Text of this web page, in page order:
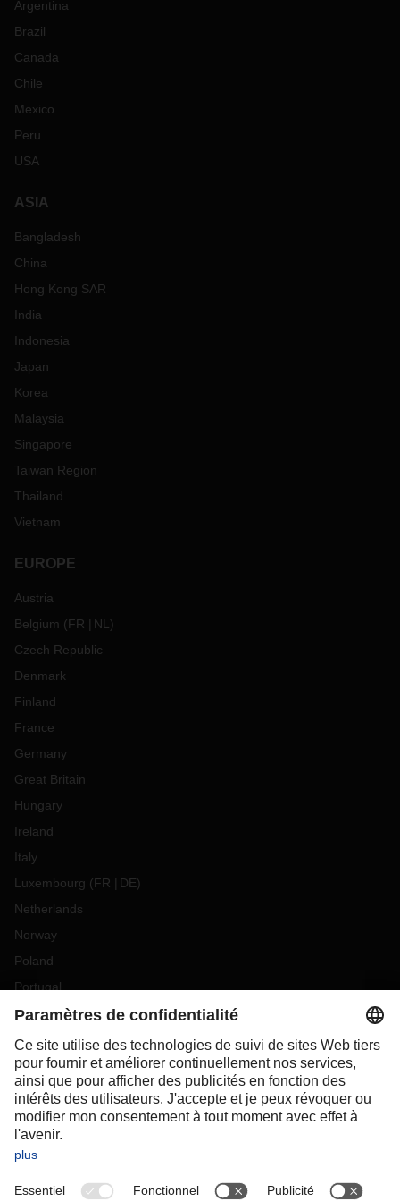
Dans notre application eLogistics, les incoterms possibles
FCA/EXW ou DAP seront possibles dans eLogisitcs afin de
garantir le processus. Les informations EDI concernant les
incoterms doivent également être adaptées, la personne
d'aligner les changements nécessaires.
Nous vous remercions de votre compréhension et de votre
marchandises aussi efficace et sans problème que possible
Les mesures de préparation les plus importantes que nous
avons indiquées dans notre check-list Brexit (voir ci-
dessous).
N'hésitez pas à contacter votre agence DACHSER si vous
Argentina
Brazil
Canada
Chile
Mexico
Peru
USA
ASIA
Bangladesh
China
Hong Kong SAR
India
Indonesia
Japan
Korea
Malaysia
Singapore
Taiwan Region
Thailand
Vietnam
EUROPE
Austria
Belgium (FR NL )
Czech Republic
Denmark
Finland
France
Germany
Great Britain
Hungary
Ireland
Italy
Luxembourg (FR DE)
Netherlands
Norway
Poland
Portugal
Romania
Slovakia
Spain
Sweden
Switzerland(DE FR)
Turkey
OCEANIA